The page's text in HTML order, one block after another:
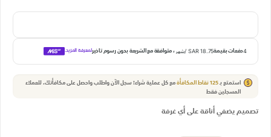
استمتع بـ125نقاط المكافأةمع كل عملية شراء! سجل الآن واطلب واحصل على مكافأتك.للعملاء
المسجلين فقط
تصميم يضفي أناقة على أي غرفة